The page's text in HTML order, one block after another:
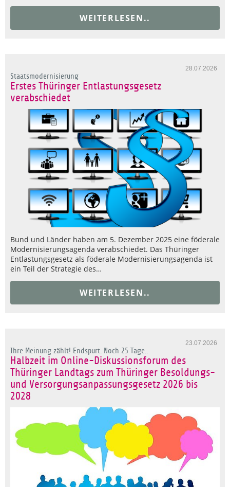
WEITERLESEN..
28.07.2026
Staatsmodernisierung
Erstes Thüringer Entlastungsgesetz
verabschiedet
Bund und Länder haben am 5. Dezember 2025 eine föderale
Modernisierungsagenda verabschiedet. Das Thüringer
Entlastungsgesetz als föderale Modernisierungsagenda ist
ein Teil der Strategie des…
WEITERLESEN..
23.07.2026
Ihre Meinung zählt! Endspurt. Noch 25 Tage..
Halbzeit im Online-Diskussionsforum des
Thüringer Landtags zum Thüringer Besoldungs-
und Versorgungsanpassungsgesetz 2026 bis
2028